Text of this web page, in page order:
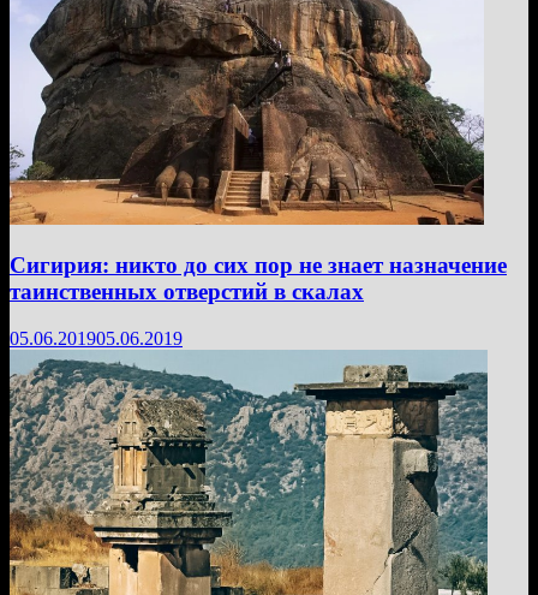
Сигирия: никто до сих пор не знает назначение
таинственных отверстий в скалах
05.06.201905.06.2019